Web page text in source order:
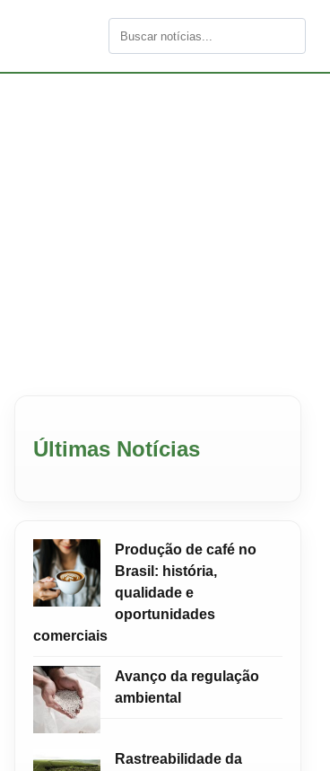
Buscar
Últimas Notícias
Produção de café no
Brasil: história,
qualidade e
oportunidades
comerciais
Avanço da regulação
ambiental
Rastreabilidade da